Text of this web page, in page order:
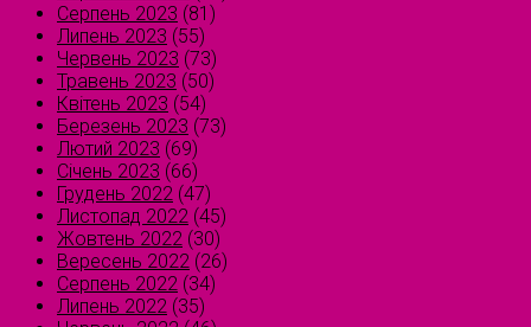
Серпень 2023 (81)
Липень 2023 (55)
Червень 2023 (73)
Травень 2023 (50)
Квітень 2023 (54)
Березень 2023 (73)
Лютий 2023 (69)
Січень 2023 (66)
Грудень 2022 (47)
Листопад 2022 (45)
Жовтень 2022 (30)
Вересень 2022 (26)
Серпень 2022 (34)
Липень 2022 (35)